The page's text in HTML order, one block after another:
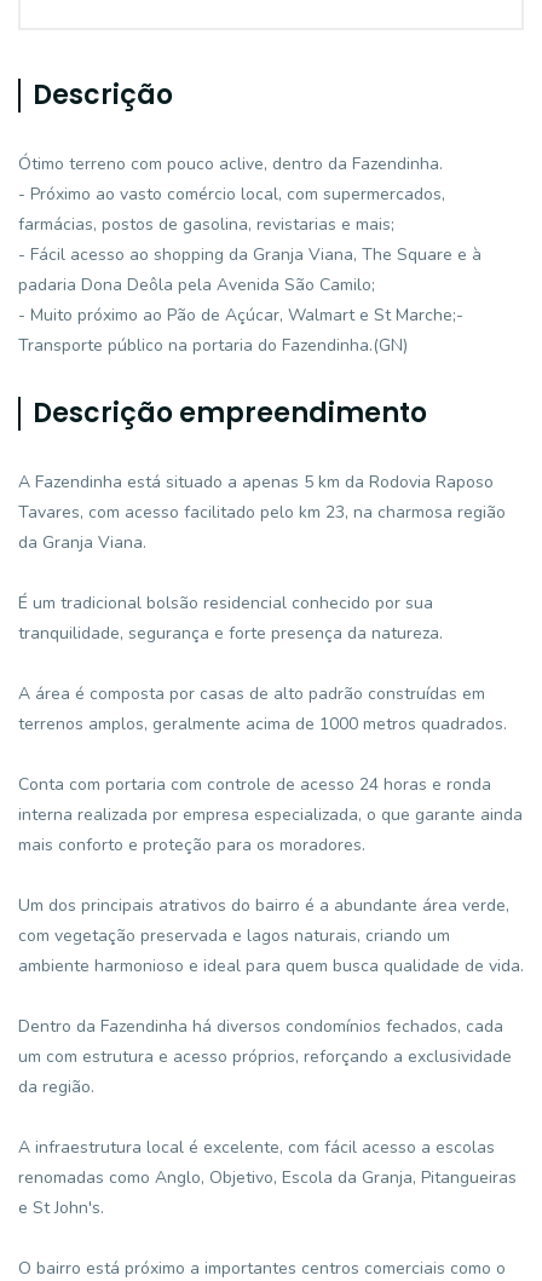
Descrição
Ótimo terreno com pouco aclive, dentro da Fazendinha.
- Próximo ao vasto comércio local, com supermercados,
farmácias, postos de gasolina, revistarias e mais;
- Fácil acesso ao shopping da Granja Viana, The Square e à
padaria Dona Deôla pela Avenida São Camilo;
- Muito próximo ao Pão de Açúcar, Walmart e St Marche;-
Transporte público na portaria do Fazendinha.(GN)
Descrição empreendimento
A Fazendinha está situado a apenas 5 km da Rodovia Raposo
Tavares, com acesso facilitado pelo km 23, na charmosa região
da Granja Viana.
É um tradicional bolsão residencial conhecido por sua
tranquilidade, segurança e forte presença da natureza.
A área é composta por casas de alto padrão construídas em
terrenos amplos, geralmente acima de 1000 metros quadrados.
Conta com portaria com controle de acesso 24 horas e ronda
interna realizada por empresa especializada, o que garante ainda
mais conforto e proteção para os moradores.
Um dos principais atrativos do bairro é a abundante área verde,
com vegetação preservada e lagos naturais, criando um
ambiente harmonioso e ideal para quem busca qualidade de vida.
Dentro da Fazendinha há diversos condomínios fechados, cada
um com estrutura e acesso próprios, reforçando a exclusividade
da região.
A infraestrutura local é excelente, com fácil acesso a escolas
renomadas como Anglo, Objetivo, Escola da Granja, Pitangueiras
e St John's.
O bairro está próximo a importantes centros comerciais como o